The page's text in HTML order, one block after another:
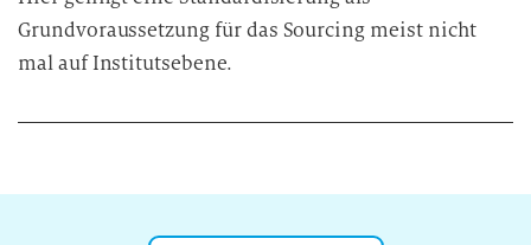
Grundvoraussetzung für das Sourcing meist nicht
mal auf Institutsebene.